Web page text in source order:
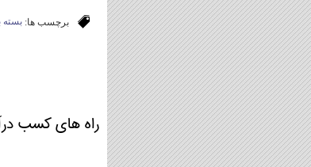
برچسب ها: بسته
راه های کسب